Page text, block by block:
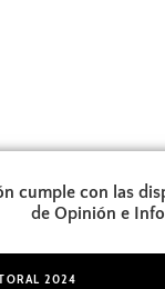
cumple con las
de Opinión e
2024